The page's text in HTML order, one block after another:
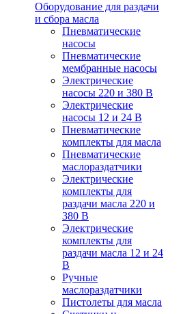
Оборудование для раздачи
и сбора масла
Пневматические
насосы
Пневматические
мембранные насосы
Электрические
насосы 220 и 380 В
Электрические
насосы 12 и 24 В
Пневматические
комплекты для масла
Пневматические
маслораздатчики
Электрические
комплекты для
раздачи масла 220 и
380 В
Электрические
комплекты для
раздачи масла 12 и 24
В
Ручные
маслораздатчики
Пистолеты для масла